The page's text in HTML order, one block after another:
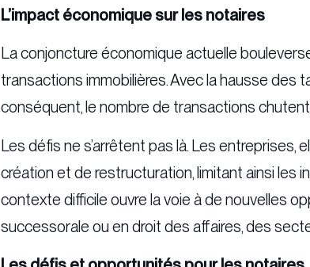
L’impact économique sur les notaires
La conjoncture économique actuelle
transactions immobilières. Avec la hausse des
conséquent, le nombre de transactions
Les défis ne s’arrêtent pas là. Les
création et de restructuration, limitant ainsi les
contexte difficile ouvre la voie à de nouvelles
successorale ou en droit des affaires, des